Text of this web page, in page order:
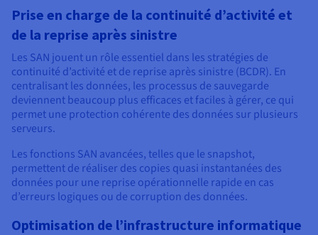
Prise en charge de la continuité d’activité et
de la reprise après sinistre
Les SAN jouent un rôle essentiel dans les stratégies de
continuité d’activité et de reprise après sinistre (BCDR). En
centralisant les données, les processus de sauvegarde
deviennent beaucoup plus efficaces et faciles à gérer, ce qui
permet une protection cohérente des données sur plusieurs
serveurs.
Les fonctions SAN avancées, telles que le snapshot,
permettent de réaliser des copies quasi instantanées des
données pour une reprise opérationnelle rapide en cas
d’erreurs logiques ou de corruption des données.
Optimisation de l’infrastructure informatique